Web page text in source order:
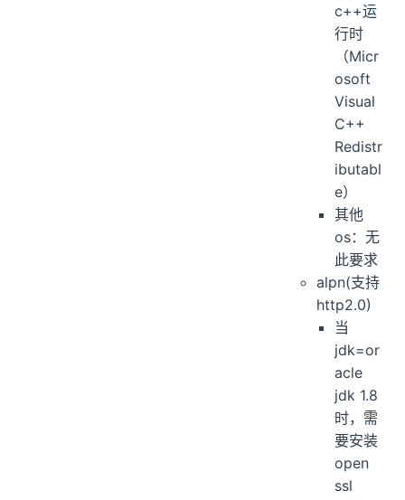
c++运
行时
（Micr
osoft
Visual
C++
Redistr
ibutabl
e）
其他
os：无
此要求
alpn(支持
http2.0)
当
jdk=or
acle
jdk 1.8
时，需
要安装
open
ssl